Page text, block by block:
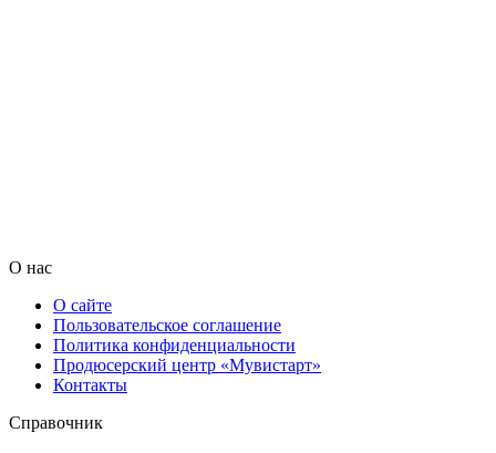
О нас
О сайте
Пользовательское соглашение
Политика конфиденциальности
Продюсерский центр «Мувистарт»
Контакты
Справочник